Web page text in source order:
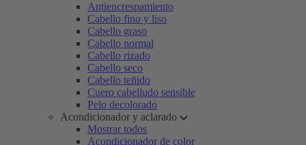
Antiencrespamiento
Cabello fino y liso
Cabello graso
Cabello normal
Cabello rizado
Cabello seco
Cabello teñido
Cuero cabelludo sensible
Pelo decolorado
Acondicionador y aclarado
Mostrar todos
Acondicionador de color